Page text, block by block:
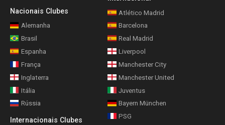
Nacionais Clubes
Alemanha
Brasil
Espanha
França
Inglaterra
Itália
Rússia
Internacionais Clubes
Atlético Madrid
Barcelona
Real Madrid
Liverpool
Manchester City
Manchester United
Juventus
Bayern München
PSG